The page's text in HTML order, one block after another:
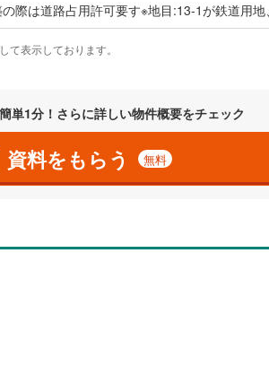
際は道路占用許可要す※地目:13-1が鉄道用
表示しております。
単1分！さらに詳しい物件概要をチェック
資料をもらう 無料